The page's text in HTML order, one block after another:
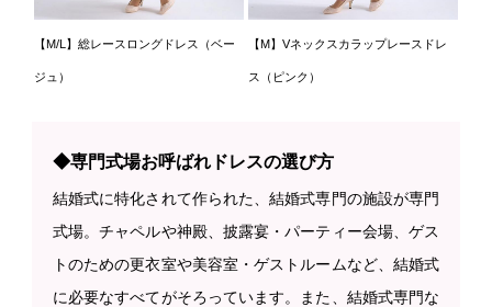
【M/L】総レースロングドレス（ベー
ジュ）
【M】Vネックスカラップレースドレ
ス（ピンク）
◆専門式場お呼ばれドレスの選び方
結婚式に特化されて作られた、結婚式専門の施設が専門
式場。チャペルや神殿、披露宴・パーティー会場、ゲス
トのための更衣室や美容室・ゲストルームなど、結婚式
に必要なすべてがそろっています。また、結婚式専門な